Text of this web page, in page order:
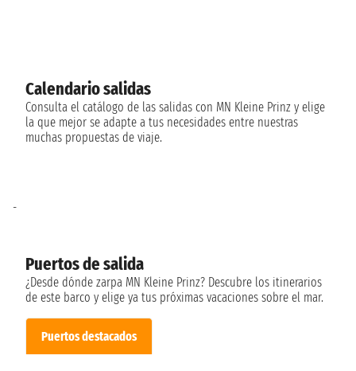
Calendario salidas
Consulta el catálogo de las salidas con MN Kleine Prinz y elige
la que mejor se adapte a tus necesidades entre nuestras
muchas propuestas de viaje.
Puertos de salida
¿Desde dónde zarpa MN Kleine Prinz? Descubre los itinerarios
de este barco y elige ya tus próximas vacaciones sobre el mar.
Puertos destacados
-